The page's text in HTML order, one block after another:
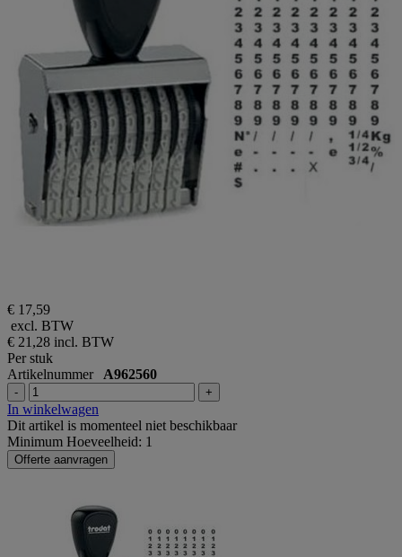
€ 17,59
excl. BTW
€ 21,28 incl. BTW
Per stuk
Artikelnummer A962560
- +
In winkelwagen
Dit artikel is momenteel niet beschikbaar
Minimum Hoeveelheid: 1
Offerte aanvragen